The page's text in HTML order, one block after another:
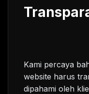
Kami percaya
website harus
dipahami oleh